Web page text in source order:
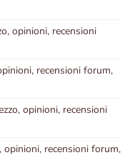
opinioni, recensioni
recensioni forum,
opinioni, recensioni
opinioni, recensioni forum,